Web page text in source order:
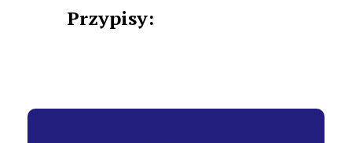
Przypisy: